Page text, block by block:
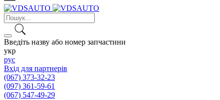
Введіть назву або номер запчастини
укр
рус
Вхід для партнерів
(067) 373-32-23
(097) 361-59-61
(067) 547-49-29